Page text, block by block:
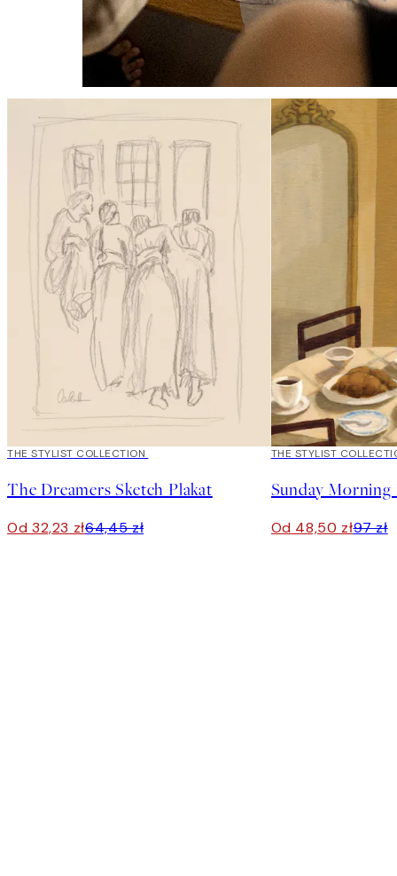
50%*
THE STYLIST COLLECTION
The Dreamers Sketch Plakat
Od 32,23 zł64,45 zł
50%*
THE STYLIST
Sunday
Od 48,50 zł97 zł